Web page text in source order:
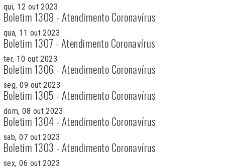
qui, 12 out 2023
Boletim 1308 - Atendimento Coronavírus
qua, 11 out 2023
Boletim 1307 - Atendimento Coronavírus
ter, 10 out 2023
Boletim 1306 - Atendimento Coronavírus
seg, 09 out 2023
Boletim 1305 - Atendimento Coronavírus
dom, 08 out 2023
Boletim 1304 - Atendimento Coronavírus
sab, 07 out 2023
Boletim 1303 - Atendimento Coronavírus
sex, 06 out 2023